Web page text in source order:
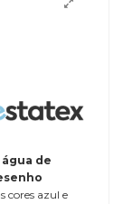
água de
cores azul e